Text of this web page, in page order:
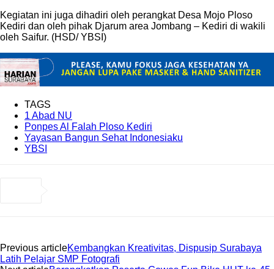
Kegiatan ini juga dihadiri oleh perangkat Desa Mojo Ploso
Kediri dan oleh pihak Djarum area Jombang – Kediri di wakili
oleh Saifur. (HSD/ YBSI)
TAGS
1 Abad NU
Ponpes Al Falah Ploso Kediri
Yayasan Bangun Sehat Indonesiaku
YBSI
Previous articleKembangkan Kreativitas, Dispusip Surabaya
Latih Pelajar SMP Fotografi